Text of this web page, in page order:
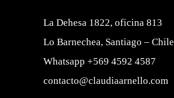
La Dehesa 1822, oficina 813
Lo Barnechea, Santiago – Chile
Whatsapp +569 4592 4587
contacto@claudiaarnello.com